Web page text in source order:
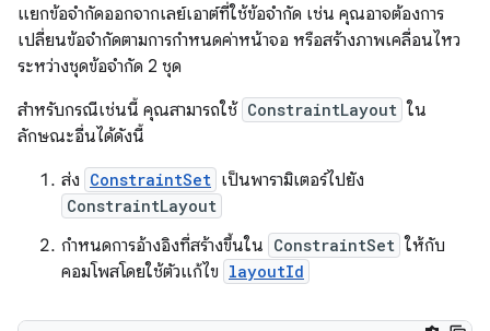
แยกข้อจำกัดออกจากเลย์เอาต์ที่ใช้ข้อจำกัด เช่น คุณอาจต้องการ
เปลี่ยนข้อจำกัดตามการกำหนดค่าหน้าจอ หรือสร้างภาพเคลื่อนไหว
ระหว่างชุดข้อจำกัด 2 ชุด
สำหรับกรณีเช่นนี้ คุณสามารถใช้ ConstraintLayout ใน
ลักษณะอื่นได้ดังนี้
ส่ง ConstraintSet เป็นพารามิเตอร์ไปยัง
ConstraintLayout
กำหนดการอ้างอิงที่สร้างขึ้นใน ConstraintSet ให้กับ
คอมโพสโดยใช้ตัวแก้ไข layoutId